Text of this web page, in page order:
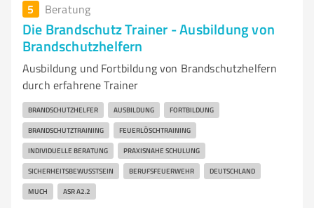
5 Beratung
Die Brandschutz Trainer - Ausbildung von
Brandschutzhelfern
Ausbildung und Fortbildung von Brandschutzhelfern
durch erfahrene Trainer
BRANDSCHUTZHELFER AUSBILDUNG FORTBILDUNG
BRANDSCHUTZTRAINING FEUERLÖSCHTRAINING
INDIVIDUELLE BERATUNG PRAXISNAHE SCHULUNG
SICHERHEITSBEWUSSTSEIN BERUFSFEUERWEHR DEUTSCHLAND
MUCH ASR A2.2